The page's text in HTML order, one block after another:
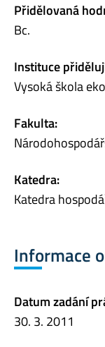
Přidělovaná
Bc.
Instituce
Vysoká škola
Fakulta:
Katedra:
Katedra
Informace
Datum zadání
30. 3. 2011